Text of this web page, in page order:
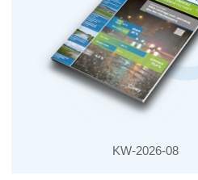
KW-2026-08